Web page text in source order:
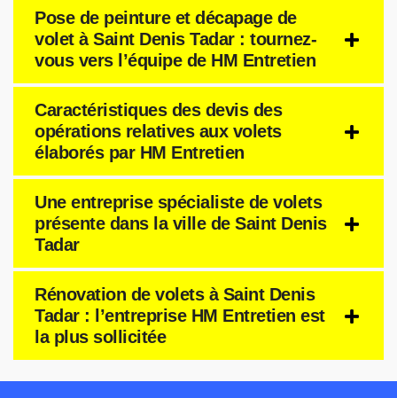
Pose de peinture et décapage de
volet à Saint Denis Tadar : tournez-
vous vers l’équipe de HM Entretien
Caractéristiques des devis des
opérations relatives aux volets
élaborés par HM Entretien
Une entreprise spécialiste de volets
présente dans la ville de Saint Denis
Tadar
Rénovation de volets à Saint Denis
Tadar : l’entreprise HM Entretien est
la plus sollicitée